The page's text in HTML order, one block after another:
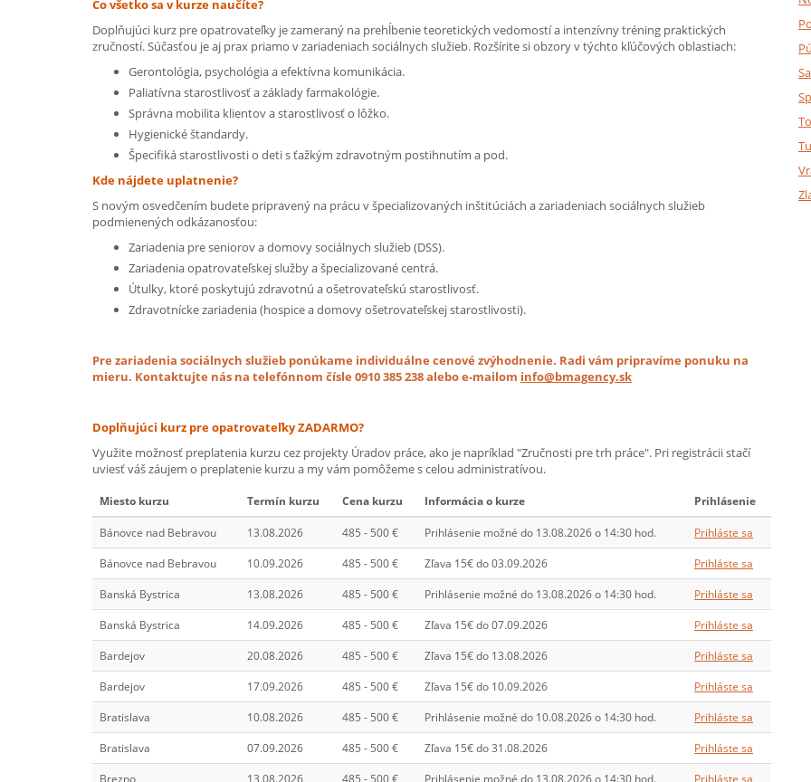
Čo všetko sa v kurze naučíte?
Doplňujúci kurz pre opatrovateľky je zameraný na prehĺbenie teoretických vedomostí a intenzívny tréning praktických
zručností. Súčasťou je aj prax priamo v zariadeniach sociálnych služieb. Rozšírite si obzory v týchto kľúčových oblastiach:
Gerontológia, psychológia a efektívna komunikácia.
Paliatívna starostlivosť a základy farmakológie.
Správna mobilita klientov a starostlivosť o lôžko.
Hygienické štandardy.
Špecifiká starostlivosti o deti s ťažkým zdravotným postihnutím a pod.
Kde nájdete uplatnenie?
S novým osvedčením budete pripravený na prácu v špecializovaných inštitúciách a zariadeniach sociálnych služieb
podmienených odkázanosťou:
Zariadenia pre seniorov a domovy sociálnych služieb (DSS).
Zariadenia opatrovateľskej služby a špecializované centrá.
Útulky, ktoré poskytujú zdravotnú a ošetrovateľskú starostlivosť.
Zdravotnícke zariadenia (hospice a domovy ošetrovateľskej starostlivosti).
Pre zariadenia sociálnych služieb ponúkame individuálne cenové zvýhodnenie. Radi vám pripravíme ponuku na
mieru. Kontaktujte nás na telefónnom čísle 0910 385 238 alebo e-mailom info@bmagency.sk
Doplňujúci kurz pre opatrovateľkyZADARMO?
Využite možnosť preplatenia kurzu cez projekty Úradov práce, ako je napríklad "Zručnosti pre trh práce". Pri registrácii stačí
uviesť váš záujem o preplatenie kurzu a my vám pomôžeme s celou administratívou.
Miesto kurzu Termín kurzu Cena kurzu Informácia o kurze Prihlásenie
Bánovce nad Bebravou 13.08.2026 485 - 500 € Prihlásenie možné do 13.08.2026 o 14:30 hod.
Prihláste sa
Bánovce nad Bebravou
10.09.2026 485 - 500 € Zľava 15€ do 03.09.2026
Prihláste sa
Banská Bystrica
13.08.2026 485 - 500 € Prihlásenie možné do 13.08.2026 o 14:30 hod.
Prihláste sa
Banská Bystrica
14.09.2026 485 - 500 € Zľava 15€ do 07.09.2026
Prihláste sa
Bardejov
20.08.2026 485 - 500 € Zľava 15€ do 13.08.2026
Prihláste sa
Bardejov
17.09.2026 485 - 500 € Zľava 15€ do 10.09.2026
Prihláste sa
Bratislava
10.08.2026 485 - 500 € Prihlásenie možné do 10.08.2026 o 14:30 hod.
Prihláste sa
Bratislava
07.09.2026 485 - 500 € Zľava 15€ do 31.08.2026
Prihláste sa
Brezno
13.08.2026 485 - 500 € Prihlásenie možné do 13.08.2026 o 14:30 hod.
Prihláste sa